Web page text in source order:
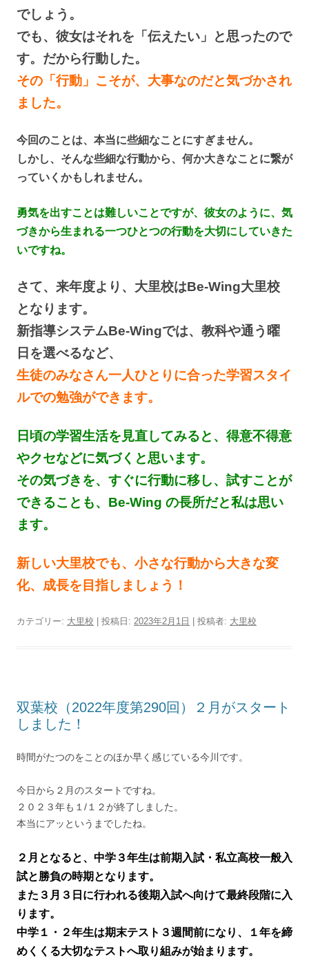
でしょう。
でも、彼女はそれを「伝えたい」と思ったので
す。だから行動した。
その「行動」こそが、大事なのだと気づかされ
ました。
今回のことは、本当に些細なことにすぎません。
しかし、そんな些細な行動から、何か大きなことに繋が
っていくかもしれません。
勇気を出すことは難しいことですが、彼女のように、気
づきから生まれる一つひとつの行動を大切にしていきた
いですね。
さて、来年度より、大里校はBe-Wing大里校
となります。
新指導システムBe-Wingでは、教科や通う曜
日を選べるなど、
生徒のみなさん一人ひとりに合った学習スタイ
ルでの勉強ができます。
日頃の学習生活を見直してみると、得意不得意
やクセなどに気づくと思います。
その気づきを、すぐに行動に移し、試すことが
できることも、Be-Wing の長所だと私は思い
ます。
新しい大里校でも、小さな行動から大きな変
化、成長を目指しましょう！
カテゴリー: 大里校 | 投稿日: 2023年2月1日 投稿者: 大里校
双葉校（2022年度第290回）２月がスタート
しました！
時間がたつのをことのほか早く感じている今川です。
今日から２月のスタートですね。
２０２３年も１/１２が終了しました。
本当にアッというまでしたね。
２月となると、中学３年生は前期入試・私立高校一般入
試と勝負の時期となります。
また３月３日に行われる後期入試へ向けて最終段階に入
ります。
中学１・２年生は期末テスト３週間前になり、１年を締
めくくる大切なテストへ取り組みが始まります。